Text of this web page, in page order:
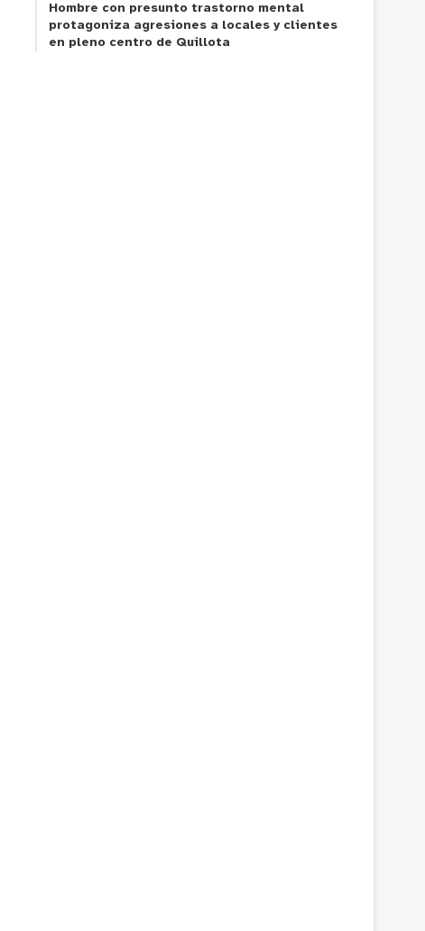
Hombre con presunto trastorno mental
protagoniza agresiones a locales y clientes
en pleno centro de Quillota